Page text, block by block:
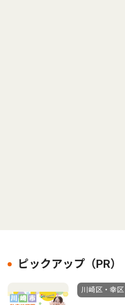
ピックアップ（PR）
川崎区・幸区